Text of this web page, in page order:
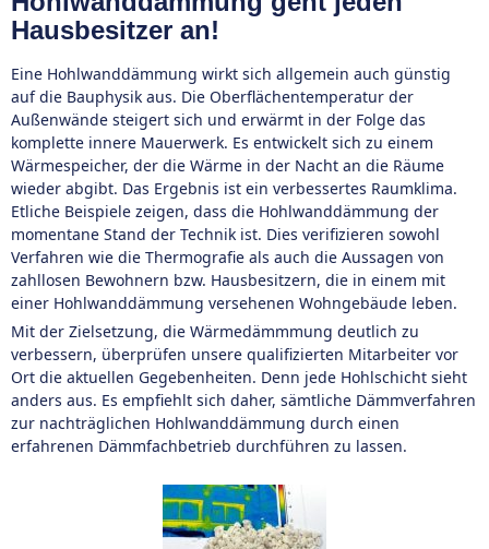
Hausbesitzer an!
Eine Hohlwanddämmung wirkt sich allgemein auch günstig
auf die Bauphysik aus. Die Oberflächentemperatur der
Außenwände steigert sich und erwärmt in der Folge das
komplette innere Mauerwerk. Es entwickelt sich zu einem
Wärmespeicher, der die Wärme in der Nacht an die Räume
wieder abgibt. Das Ergebnis ist ein verbessertes Raumklima.
Etliche Beispiele zeigen, dass die Hohlwanddämmung der
momentane Stand der Technik ist. Dies verifizieren sowohl
Verfahren wie die Thermografie als auch die Aussagen von
zahllosen Bewohnern bzw. Hausbesitzern, die in einem mit
einer Hohlwanddämmung versehenen Wohngebäude leben.
Mit der Zielsetzung, die Wärmedämmmung deutlich zu
verbessern, überprüfen unsere qualifizierten Mitarbeiter vor
Ort die aktuellen Gegebenheiten. Denn jede Hohlschicht sieht
anders aus. Es empfiehlt sich daher, sämtliche Dämmverfahren
zur nachträglichen Hohlwanddämmung durch einen
erfahrenen Dämmfachbetrieb durchführen zu lassen.